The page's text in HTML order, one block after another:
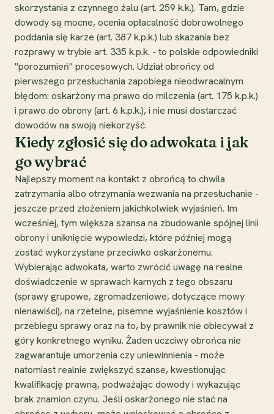
skorzystania z czynnego żalu (art. 259 k.k.). Tam, gdzie
dowody są mocne, ocenia opłacalność dobrowolnego
poddania się karze (art. 387 k.p.k.) lub skazania bez
rozprawy w trybie art. 335 k.p.k. - to polskie odpowiedniki
"porozumień" procesowych. Udział obrońcy od
pierwszego przesłuchania zapobiega nieodwracalnym
błędom: oskarżony ma prawo do milczenia (art. 175 k.p.k.)
i prawo do obrony (art. 6 k.p.k.), i nie musi dostarczać
dowodów na swoją niekorzyść.
Kiedy zgłosić się do adwokata i jak
go wybrać
Najlepszy moment na kontakt z obrońcą to chwila
zatrzymania albo otrzymania wezwania na przesłuchanie -
jeszcze przed złożeniem jakichkolwiek wyjaśnień. Im
wcześniej, tym większa szansa na zbudowanie spójnej linii
obrony i uniknięcie wypowiedzi, które później mogą
zostać wykorzystane przeciwko oskarżonemu.
Wybierając adwokata, warto zwrócić uwagę na realne
doświadczenie w sprawach karnych z tego obszaru
(sprawy grupowe, zgromadzeniowe, dotyczące mowy
nienawiści), na rzetelne, pisemne wyjaśnienie kosztów i
przebiegu sprawy oraz na to, by prawnik nie obiecywał z
góry konkretnego wyniku. Żaden uczciwy obrońca nie
zagwarantuje umorzenia czy uniewinnienia - może
natomiast realnie zwiększyć szanse, kwestionując
kwalifikację prawną, podważając dowody i wykazując
brak znamion czynu. Jeśli oskarżonego nie stać na